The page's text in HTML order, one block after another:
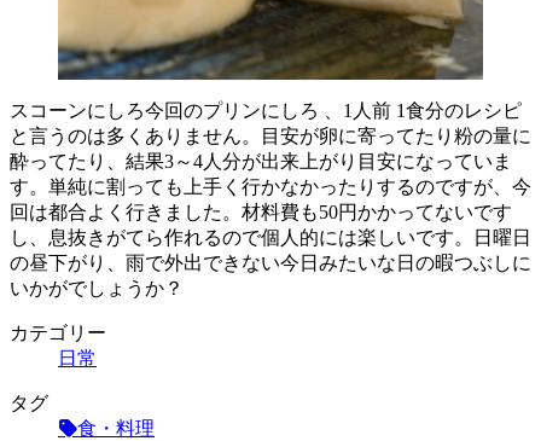
スコーンにしろ今回のプリンにしろ 、1人前 1食分のレシピ
と言うのは多くありません。目安が卵に寄ってたり粉の量に
酔ってたり、結果3～4人分が出来上がり目安になっていま
す。単純に割っても上手く行かなかったりするのですが、今
回は都合よく行きました。材料費も50円かかってないです
し、息抜きがてら作れるので個人的には楽しいです。日曜日
の昼下がり、雨で外出できない今日みたいな日の暇つぶしに
いかがでしょうか？
カテゴリー
日常
タグ
食・料理